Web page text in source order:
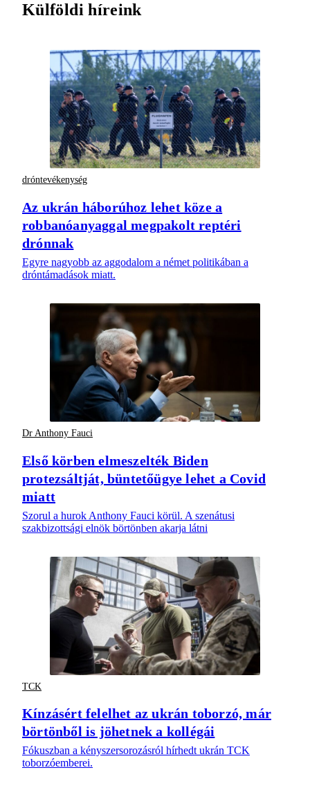
Külföldi híreink
dróntevékenység
Az ukrán háborúhoz lehet köze a
robbanóanyaggal megpakolt reptéri
drónnak
Egyre nagyobb az aggodalom a német politikában a
dróntámadások miatt.
Dr Anthony Fauci
Első körben elmeszelték Biden
protezsáltját, büntetőügye lehet a Covid
miatt
Szorul a hurok Anthony Fauci körül. A szenátusi
szakbizottsági elnök börtönben akarja látni
TCK
Kínzásért felelhet az ukrán toborzó, már
börtönből is jöhetnek a kollégái
Fókuszban a kényszersorozásról hírhedt ukrán TCK
toborzóemberei.